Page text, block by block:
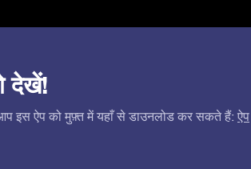
देखें!
इस ऐप को मुफ़्त में यहाँ से डाउनलोड कर सकते हैं: ऐप